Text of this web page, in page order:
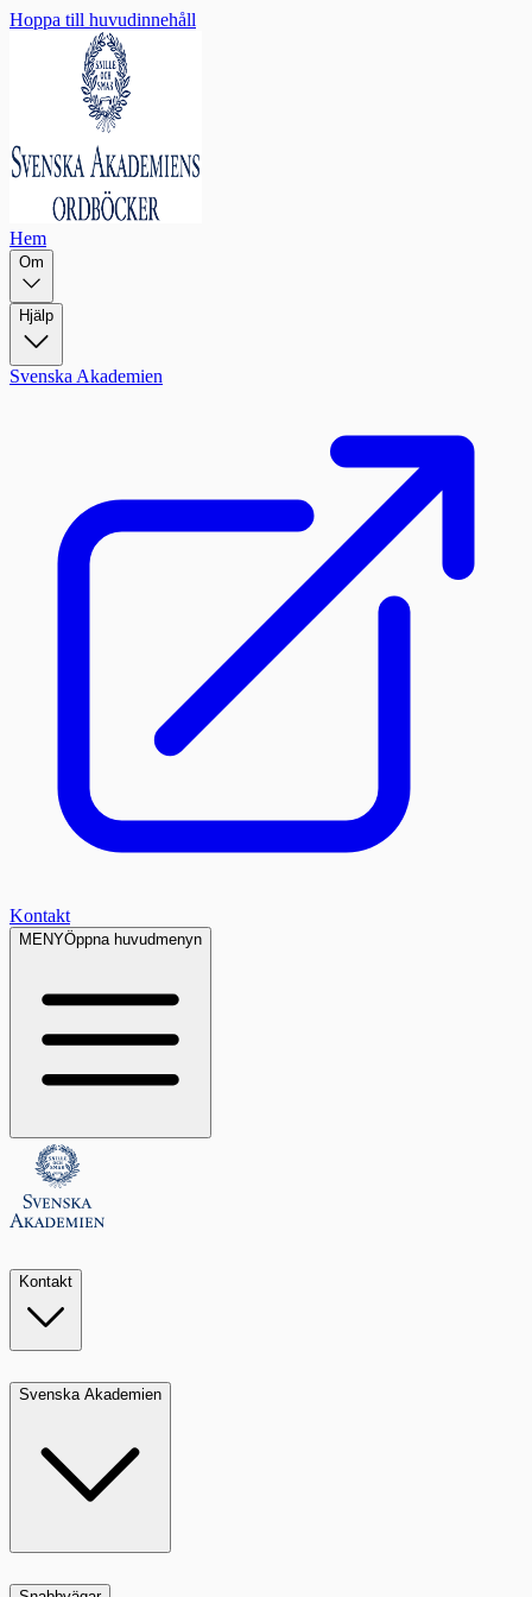
Hoppa till huvudinnehåll
Hem
Om
Hjälp
Svenska Akademien
Kontakt
MENYÖppna huvudmenyn
Kontakt
Svenska Akademien